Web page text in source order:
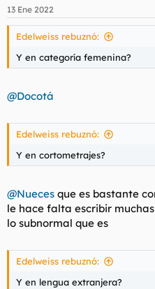
13 Ene 2022
Edelweiss rebuznó:
Y en categoría femenina?
@Docotá
Edelweiss rebuznó:
Y en cortometrajes?
@Nueces que es bastante
le hace falta escribir
lo subnormal que es
Edelweiss rebuznó:
Y en lengua extranjera?